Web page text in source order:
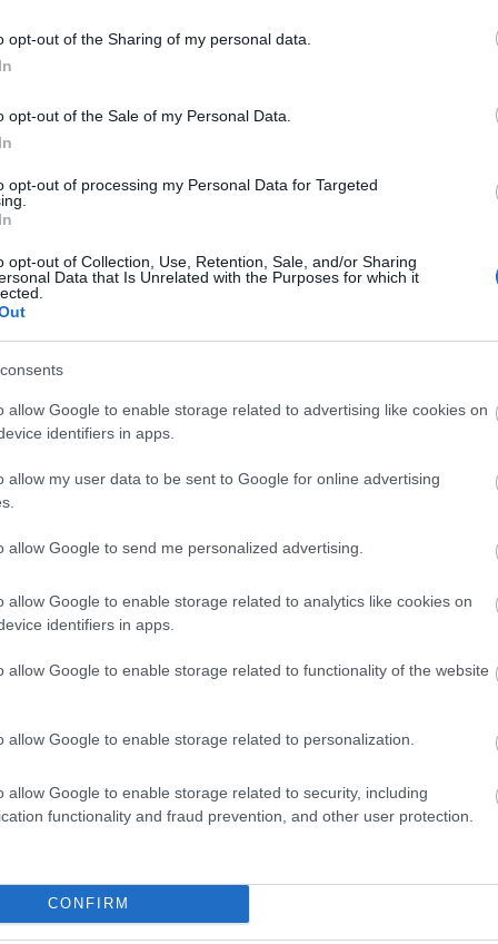
opt-out of the Sharing of my personal data.
opt-out of the Sale of my Personal Data.
opt-out of processing my Personal Data for Targeted
opt-out of Collection, Use, Retention, Sale, and/or Sharing
Data that Is Unrelated with the Purposes for which it
allow Google to enable storage related to advertising like cookies on
identifiers in apps.
allow my user data to be sent to Google for online advertising
allow Google to send me personalized advertising.
allow Google to enable storage related to analytics like cookies on
identifiers in apps.
allow Google to enable storage related to functionality of the website
allow Google to enable storage related to personalization.
allow Google to enable storage related to security, including
functionality and fraud prevention, and other user protection.
CONFIRM
ανθολογείτε, καθότι τα περισσότερα δεν είναι
προγενέστερο βιβλίο μου, κάποια από τα οποία
έρευνα δεκαπέντε ετών σε βιβλιοθήκες της Ελλάδας
οι απαιτούμενες άδειες για να έρθουν στην κατοχή μου
στο βιβλίο σας σάς εντυπωσίασε περισσότερο και
είναι αυτή της Μαντούς Μαυρογένους· για τον
γνωρίζαμε, και για τους επιδέξιους διπλωματικούς
των φιλελληνίδων. Ασφαλώς δεν θα υποτιμήσω καθόλου
των: Ευανθία Καΐρη, με τη δυναμική
της όσο και μέσω του θεατρικού της, πρώτου
Καμπουράκη, που πρώτη καταγράφει τον
Μουτζάν-Μαρτινέγκου, αυτού του εκρηκτικού
ένα έργο της δημοσιευμένο.
του 19ου αιώνα φυλάκιζαν την ελεύθερη έκφραση
σκλαβίας» όπως τα περιγράφει η Μαρτινέγκου.
το ανάστημά τους μέσα από τα γραπτά τους;
δυστυχώς ακόμη, απλώς σήμερα περισσότερο
και ορθώνουν το ανάστημά τους υπήρξαν
από τον 18ο αιώνα αλλά και πριν από αυτόν στην
οι πρωτεργάτριες του φεμινισμού. Ετσι
με αγάπη στη συγγραφή και μεγάλη επιθυμία για
και προσωπική.
της λειτουργίας της γραφής ως πράξη
την οποία κάποιες επιθυμούν να συμμετάσχουν στον
να εκφραστούν στον δημόσιο χώρο, κάτι όχι
να έχει γιατί μέσω αυτής εκφράζεται και η ψυχή